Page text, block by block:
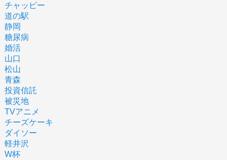
チャッピー
道の駅
静岡
糖尿病
婚活
山口
松山
青森
投資信託
被災地
TVアニメ
チーズケーキ
ダイソー
軽井沢
W杯